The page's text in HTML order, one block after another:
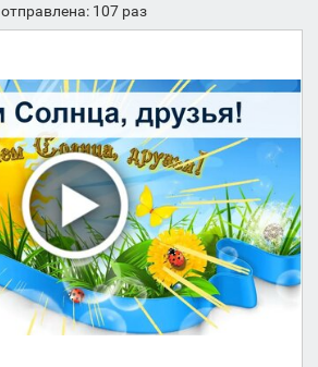
отправлена: 107 раз